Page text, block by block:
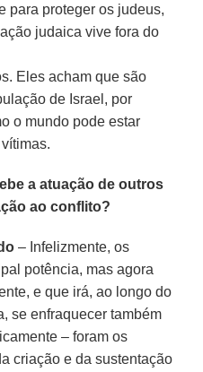
para proteger os judeus,
judaica vive fora do
Eles acham que são
de Israel, por
o mundo pode estar
a atuação de outros
ao conflito?
– Infelizmente, os
potência, mas agora
e que irá, ao longo do
se enfraquecer também
– foram os
criação e da sustentação